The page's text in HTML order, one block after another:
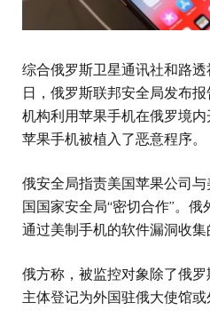
综合俄罗斯卫星通讯社和路
日，俄罗斯联邦安全局发布
机构利用苹果手机在俄罗境
苹果手机被植入了恶意程序。
俄安全局指责美国苹果公司
国国家安全局“密切合作”。
通过美制手机的软件漏洞收集
俄方称，被监控对象除了俄
主体登记为外国驻俄大使馆